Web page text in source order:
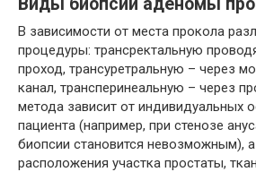
В зависимости от места прокола
процедуры: трансректальную
проход, трансуретральную – через
канал, трансперинеальную – через
метода зависит от индивидуальных
пациента (например, при стенозе
биопсии становится невозможным),
расположения участка простаты,